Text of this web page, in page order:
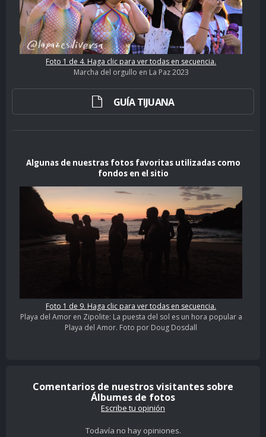
Foto 1 de 4. Haga clic para ver todas en secuencia.
Marcha del orgullo en La Paz 2023
GUÍA TIJUANA
Algunas de nuestras fotos favoritas utilizadas como
fondos en el sitio
Foto 1 de 9. Haga clic para ver todas en secuencia.
Playa del Amor en Zipolite: La puesta del sol es un hora popular a
Playa del Amor. Foto por Doug Dosdall
Comentarios de nuestros visitantes sobre
Álbumes de fotos
Escribe tu opinión
Todavía no hay opiniones.